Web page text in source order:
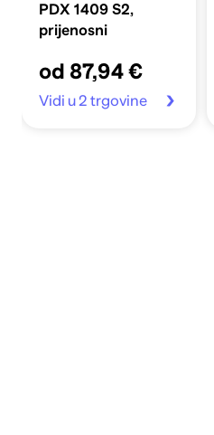
PDX 1409 S2,
prijenosni
od 87,94 €
Vidi u 2 trgovine